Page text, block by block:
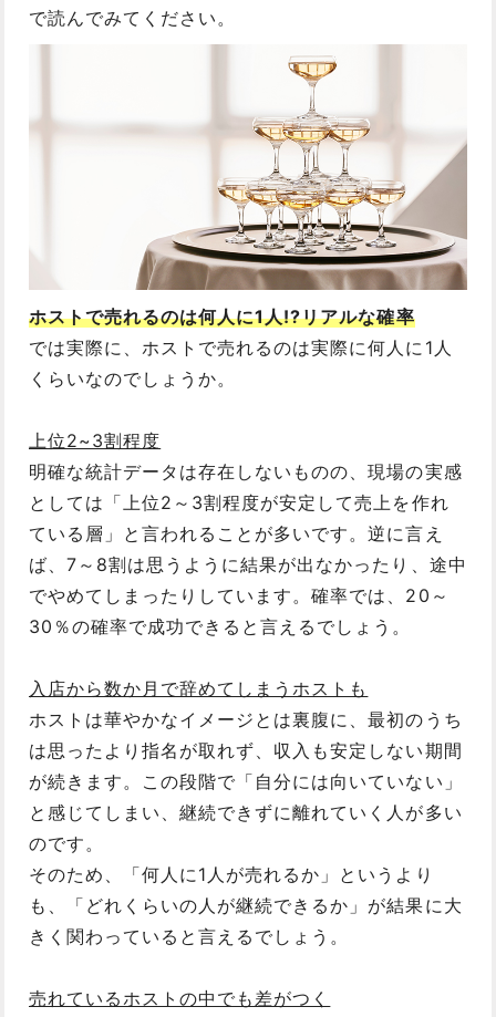
で読んでみてください。
ホストで売れるのは何人に1人!?リアルな確率
では実際に、ホストで売れるのは実際に何人に1人
くらいなのでしょうか。
上位2~3割程度
明確な統計データは存在しないものの、現場の実感
としては「上位2～3割程度が安定して売上を作れ
ている層」と言われることが多いです。逆に言え
ば、7～8割は思うように結果が出なかったり、途中
でやめてしまったりしています。確率では、20～
30％の確率で成功できると言えるでしょう。
入店から数か月で辞めてしまうホストも
ホストは華やかなイメージとは裏腹に、最初のうち
は思ったより指名が取れず、収入も安定しない期間
が続きます。この段階で「自分には向いていない」
と感じてしまい、継続できずに離れていく人が多い
のです。
そのため、「何人に1人が売れるか」というより
も、「どれくらいの人が継続できるか」が結果に大
きく関わっていると言えるでしょう。
売れているホストの中でも差がつく